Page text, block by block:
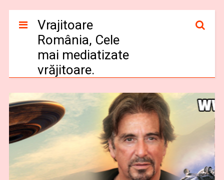
Vrajitoare
România, Cele
mai mediatizate
vrăjitoare.